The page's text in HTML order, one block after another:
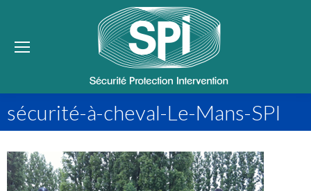
sécurité-à-cheval-Le-Mans-SPI